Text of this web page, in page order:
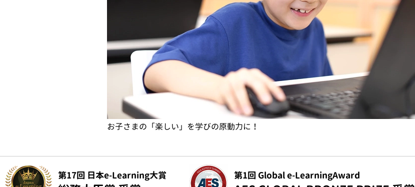
お子さまの「楽しい」を学びの原動力に！
第17回 日本e-Learning大賞 第1回 Global e-LearningAward